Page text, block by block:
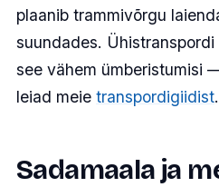
plaanib trammivõrgu
suundades.
see vähem ümberistumisi
leiad meie transpordigiidist.
Sadamaala ja